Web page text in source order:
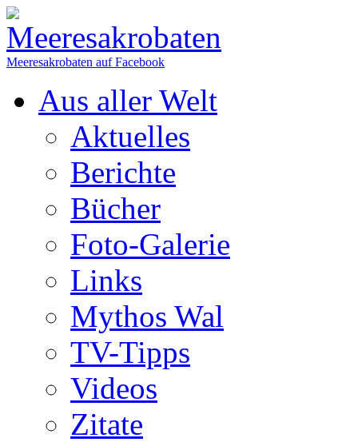
Meeresakrobaten auf Facebook
Aus aller Welt
Aktuelles
Berichte
Bücher
Foto-Galerie
Links
Mythos Wal
TV-Tipps
Videos
Zitate